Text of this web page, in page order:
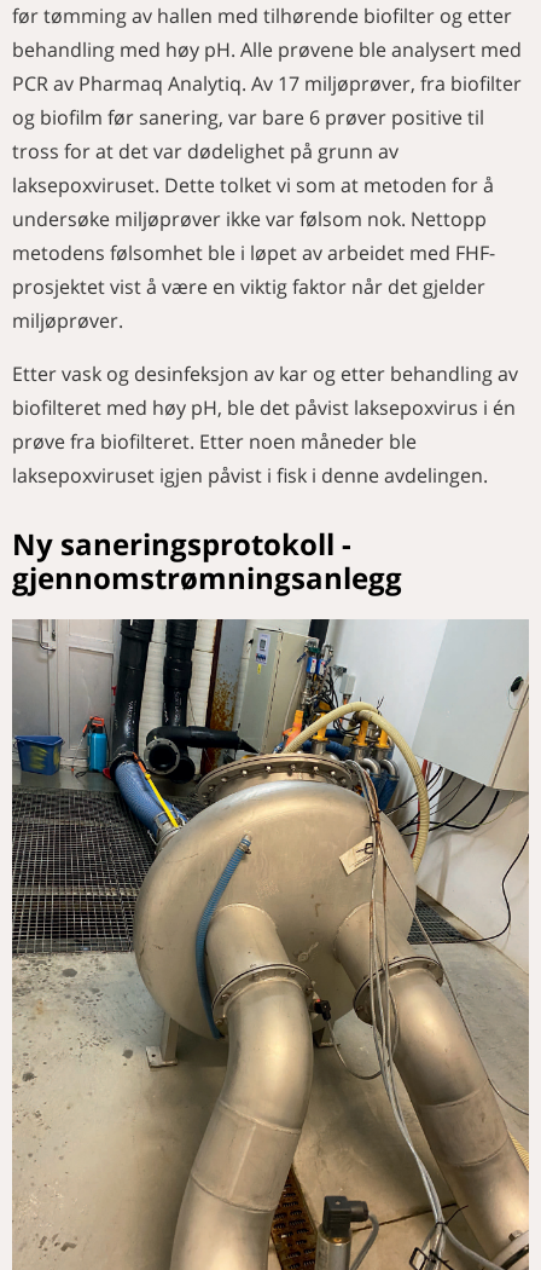
før tømming av hallen med tilhørende biofilter og etter
behandling med høy pH. Alle prøvene ble analysert med
PCR av Pharmaq Analytiq. Av 17 miljøprøver, fra biofilter
og biofilm før sanering, var bare 6 prøver positive til
tross for at det var dødelighet på grunn av
laksepoxviruset. Dette tolket vi som at metoden for å
undersøke miljøprøver ikke var følsom nok. Nettopp
metodens følsomhet ble i løpet av arbeidet med FHF-
prosjektet vist å være en viktig faktor når det gjelder
miljøprøver.
Etter vask og desinfeksjon av kar og etter behandling av
biofilteret med høy pH, ble det påvist laksepoxvirus i én
prøve fra biofilteret. Etter noen måneder ble
laksepoxviruset igjen påvist i fisk i denne avdelingen.
Ny saneringsprotokoll -
gjennomstrømningsanlegg